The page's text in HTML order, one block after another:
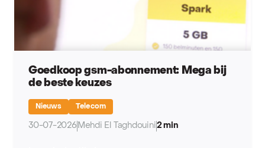
Goedkoop gsm-abonnement: Mega bij
de beste keuzes
Nieuws Telecom
30-07-2026 Mehdi El Taghdouini2 min